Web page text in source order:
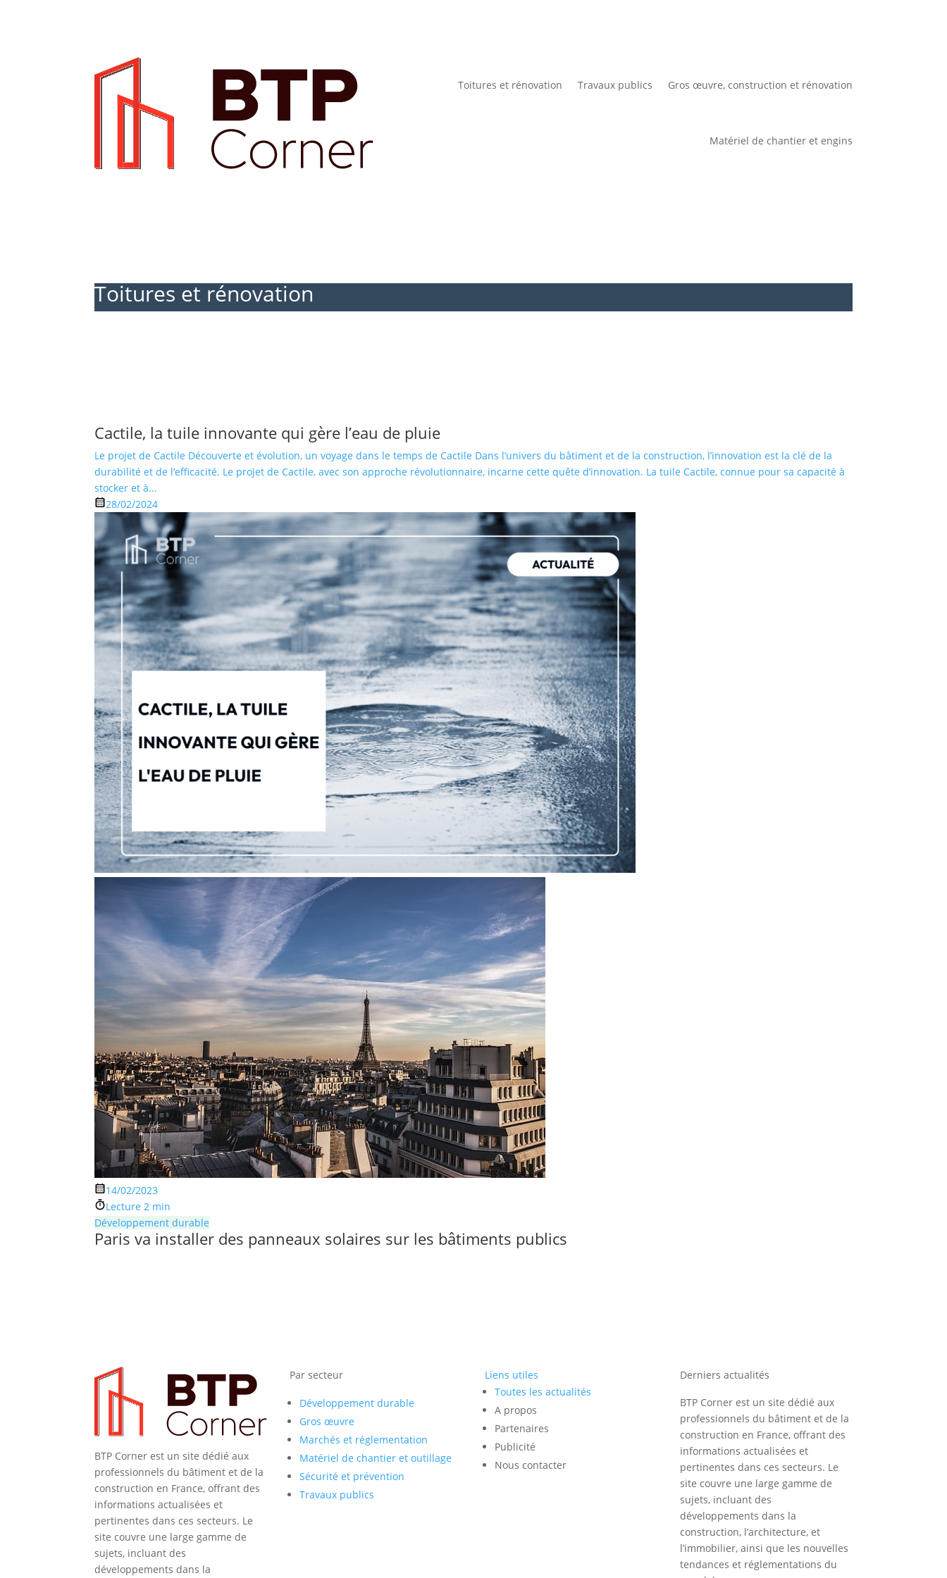
Toitures et rénovation Travaux publics Gros œuvre, construction et rénovation
Matériel de chantier et engins
Toitures et rénovation
Cactile, la tuile innovante qui gère l’eau de pluie
Le projet de Cactile Découverte et évolution, un voyage dans le temps de Cactile Dans l’univers du bâtiment et de la construction, l’innovation est la clé de la
durabilité et de l’efficacité. Le projet de Cactile, avec son approche révolutionnaire, incarne cette quête d’innovation. La tuile Cactile, connue pour sa capacité à
stocker et à...
28/02/2024
14/02/2023
Lecture 2 min
Développement durable
Paris va installer des panneaux solaires sur les bâtiments publics
BTP Corner est un site dédié aux
professionnels du bâtiment et de la
construction en France, offrant des
informations actualisées et
pertinentes dans ces secteurs. Le
site couvre une large gamme de
sujets, incluant des
développements dans la
Par secteur
Développement durable
Gros œuvre
Marchés et réglementation
Matériel de chantier et outillage
Sécurité et prévention
Travaux publics
Liens utiles
Toutes les actualités
A propos
Partenaires
Publicité
Nous contacter
Derniers actualités
BTP Corner est un site dédié aux
professionnels du bâtiment et de la
construction en France, offrant des
informations actualisées et
pertinentes dans ces secteurs. Le
site couvre une large gamme de
sujets, incluant des
développements dans la
construction, l’architecture, et
l’immobilier, ainsi que les nouvelles
tendances et réglementations du